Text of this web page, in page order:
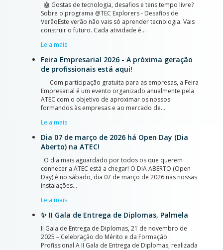
🤖 Gostas de tecnologia, desafios e tens tempo livre?
Sobre o programa @TEC Explorers - Desafios de
VerãoEste verão não vais só aprender tecnologia. Vais
construir o futuro. Cada atividade é…
Leia mais
Feira Empresarial 2026 - A próxima geração
de profissionais está aqui!
Com participação gratuita para as empresas, a Feira
Empresarial é um evento organizado anualmente pela
ATEC com o objetivo de aproximar os nossos
formandos às empresas e ao mercado de…
Leia mais
Dia 07 de março de 2026 há Open Day (Dia
Aberto) na ATEC!
O dia mais aguardado por todos os que querem
conhecer a ATEC está a chegar! O DIA ABERTO (Open
Day) é no sábado, dia 07 de março de 2026 nas nossas
instalações…
Leia mais
✨ II Gala de Entrega de Diplomas, Palmela
II Gala de Entrega de Diplomas, 21 de novembro de
2025 – Celebração do Mérito e da Formação
Profissional A II Gala de Entrega de Diplomas, realizada